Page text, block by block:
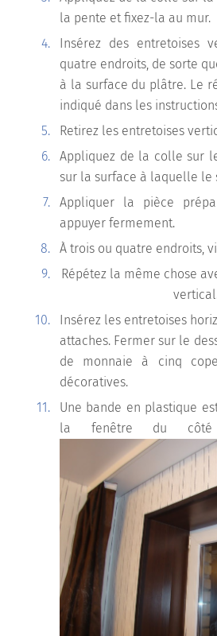
la pente et fixez-la au mur.
Insérez des entretoises
quatre endroits, de sorte
à la surface du plâtre. Le
indiqué dans les
Retirez les entretoises
Appliquez de la colle sur
sur la surface à laquelle le
Appliquer la pièce
appuyer fermement.
À trois ou quatre endroits,
Répétez la même chose
Insérez les entretoises
attaches. Fermer sur le
de monnaie à cinq
décoratives.
Une bande en plastique
la fenêtre du